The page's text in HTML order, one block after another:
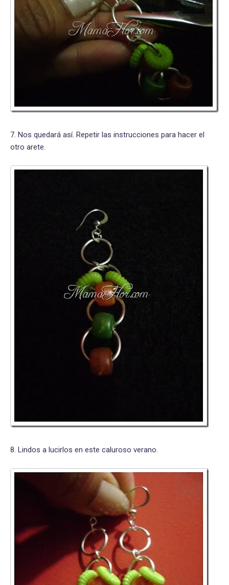
7. Nos quedará así. Repetir las instrucciones para hacer el
otro arete.
8. Lindos a lucirlos en este caluroso verano.